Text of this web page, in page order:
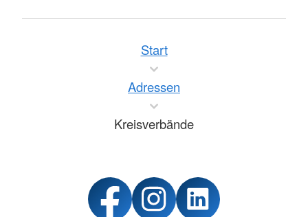
Start
Adressen
Kreisverbände